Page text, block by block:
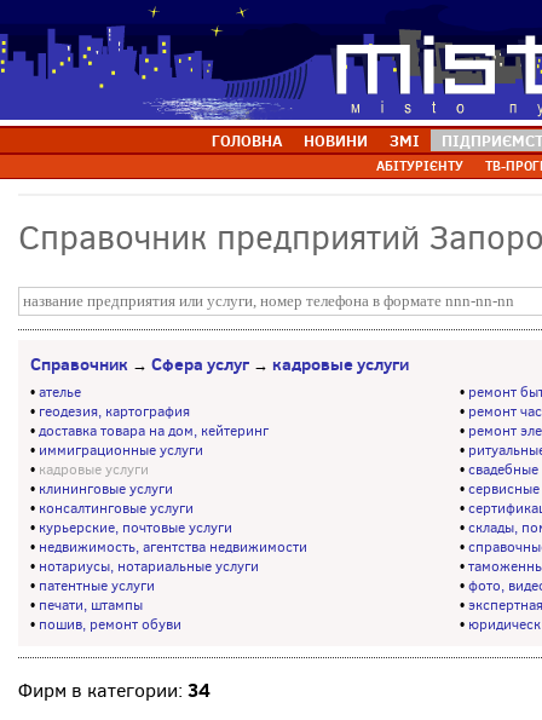
ГОЛОВНА НОВИНИ ЗМІ
АБІТУРІЄНТУ ТВ-
Справочник предприятий
Справочник → Сфера услуг → кадровые услуги
•ателье
• геодезия, картография
•доставка товара на дом, кейтеринг
• иммиграционные услуги
• кадровые услуги
• клининговые услуги
• консалтинговые услуги
• курьерские, почтовые услуги
• недвижимость, агентства недвижимости
• нотариусы, нотариальные услуги
• патентные услуги
• печати, штампы
• пошив, ремонт обуви
• ремонт
• ремонт
• ремонт
•
•
•
•
•склады,
•
•
•фото,
•
•
Фирм в категории: 34